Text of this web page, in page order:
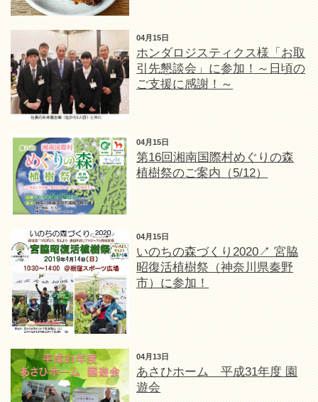
04月15日
ホンダロジスティクス様「お取
引先懇談会」に参加！～日頃の
ご支援に感謝！～
04月15日
第16回湘南国際村めぐりの森
植樹祭のご案内（5/12）
04月15日
いのちの森づくり2020↗ 宮脇
昭復活植樹祭（神奈川県秦野
市）に参加！
04月13日
あさひホーム 平成31年度 園
遊会